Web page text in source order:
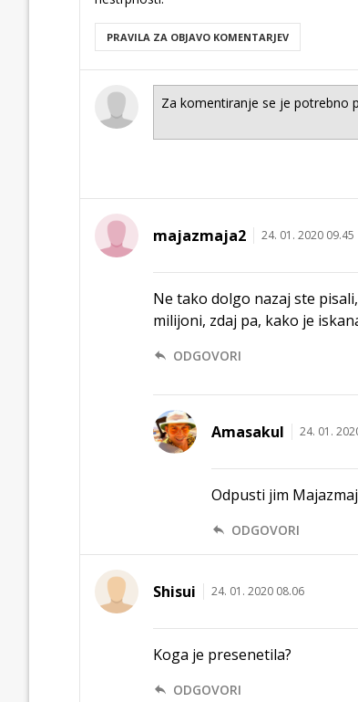
PRAVILA ZA OBJAVO KOMENTARJEV
majazmaja2 24. 01. 2020 09.45
Ne tako dolgo nazaj ste
milijoni, zdaj pa, kako je
ODGOVORI
Amasakul 24. 01.
Odpusti jim
ODGOVORI
Shisui 24. 01. 2020 08.06
Koga je presenetila?
ODGOVORI